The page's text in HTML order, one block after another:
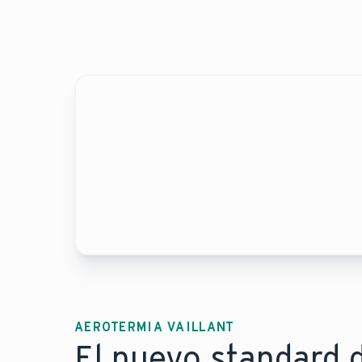
AEROTERMIA VAILLANT